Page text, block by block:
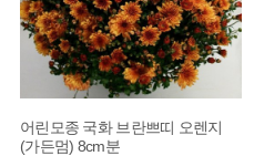
어린모종 국화 브란쁘띠 오렌지
(가든멈) 8cm분